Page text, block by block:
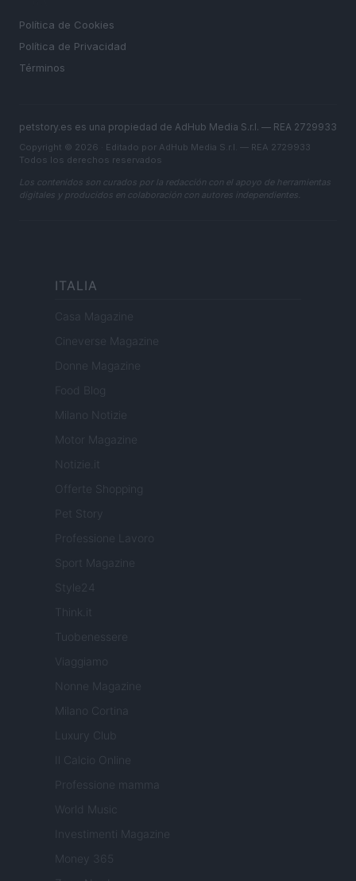
Política de Cookies
Política de Privacidad
Términos
petstory.es es una propiedad de AdHub Media S.r.l. — REA 2729933
Copyright © 2026 · Editado por AdHub Media S.r.l. — REA 2729933
Todos los derechos reservados
Los contenidos son curados por la redacción con el apoyo de herramientas
digitales y producidos en colaboración con autores independientes.
ITALIA
Casa Magazine
Cineverse Magazine
Donne Magazine
Food Blog
Milano Notizie
Motor Magazine
Notizie.it
Offerte Shopping
Professione Lavoro
Sport Magazine
Style24
Think.it
Tuobenessere
Viaggiamo
Nonne Magazine
Milano Cortina
Luxury Club
Il Calcio Online
Professione mamma
World Music
Investimenti Magazine
Money 365